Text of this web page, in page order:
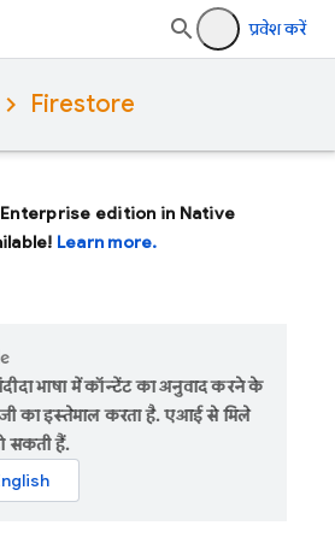
प्रवेश करें
Firestore
edition in Native
Learn more.
भाषा में कॉन्टेंट का अनुवाद करने के
का इस्तेमाल करता है. एआई से मिले
सकती हैं.